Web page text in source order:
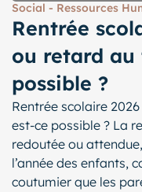
Social - Ressources
Rentrée
ou retard
possible ?
Rentrée scolaire
est-ce possible ? La
redoutée ou
l’année des enfants,
coutumier que les